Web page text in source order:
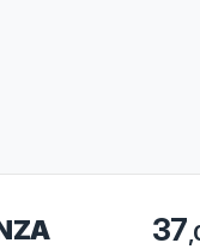
37